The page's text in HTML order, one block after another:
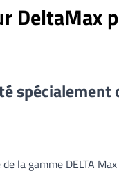
DeltaMax
la gamme DELTA